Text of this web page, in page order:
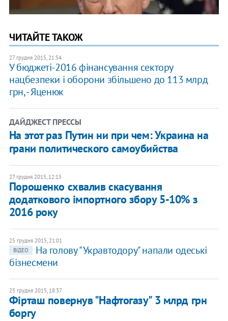
ЧИТАЙТЕ ТАКОЖ
27 грудня 2015, 21:54
У бюджеті-2016 фінансування сектору
нацбезпеки і оборони збільшено до 113 млрд
грн, - Яценюк
ДАЙДЖЕСТ ПРЕССЫ
На этот раз Путин ни при чем: Украина на
грани политического самоубийства
27 грудня 2015, 12:15
Порошенко схвалив скасування
додаткового імпортного збору 5-10% з
2016 року
25 грудня 2015, 21:01
ВІДЕО
На голову "Укравтодору" напали одеські
бізнесмени
25 грудня 2015, 18:37
Фірташ повернув "Нафтогазу" 3 млрд грн
боргу